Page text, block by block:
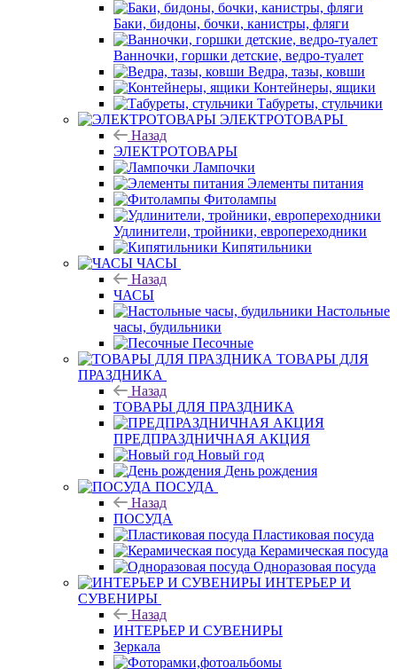
Баки, бидоны, бочки, канистры, фляги
Ванночки, горшки детские, ведро-туалет
Ведра, тазы, ковши
Контейнеры, ящики
Табуреты, стульчики
ЭЛЕКТРОТОВАРЫ
Назад
ЭЛЕКТРОТОВАРЫ
Лампочки
Элементы питания
Фитолампы
Удлинители, тройники, европереходники
Кипятильники
ЧАСЫ
Назад
ЧАСЫ
Настольные
часы, будильники
Песочные
ТОВАРЫ ДЛЯ
ПРАЗДНИКА
Назад
ТОВАРЫ ДЛЯ ПРАЗДНИКА
ПРЕДПРАЗДНИЧНАЯ АКЦИЯ
Новый год
День рождения
ПОСУДА
Назад
ПОСУДА
Пластиковая посуда
Керамическая посуда
Одноразовая посуда
ИНТЕРЬЕР И
СУВЕНИРЫ
Назад
ИНТЕРЬЕР И СУВЕНИРЫ
Зеркала